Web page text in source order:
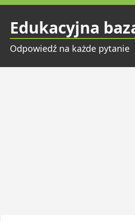
Przejdź
treściEdukacyjna
Odpowiedź na każde pytanie